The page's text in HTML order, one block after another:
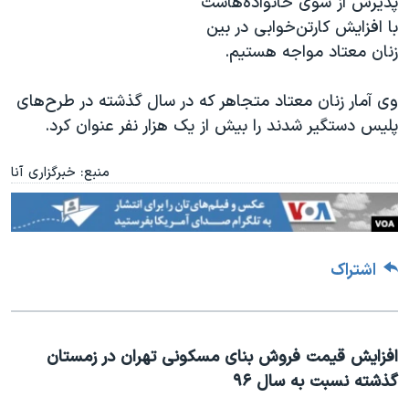
با افزایش کارتن‌خوابی در بین
زنان معتاد مواجه هستیم.
وی آمار زنان معتاد متجاهر که در سال گذشته در طرح‌های
پلیس دستگیر شدند را بیش از یک هزار نفر عنوان کرد.
منبع: خبرگزاری آنا
اشتراک
افزایش قیمت فروش بنای مسکونی تهران در زمستان
گذشته نسبت به سال ۹۶